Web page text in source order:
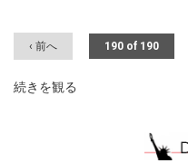
‹ 前へ 190 of 190
続きを観る